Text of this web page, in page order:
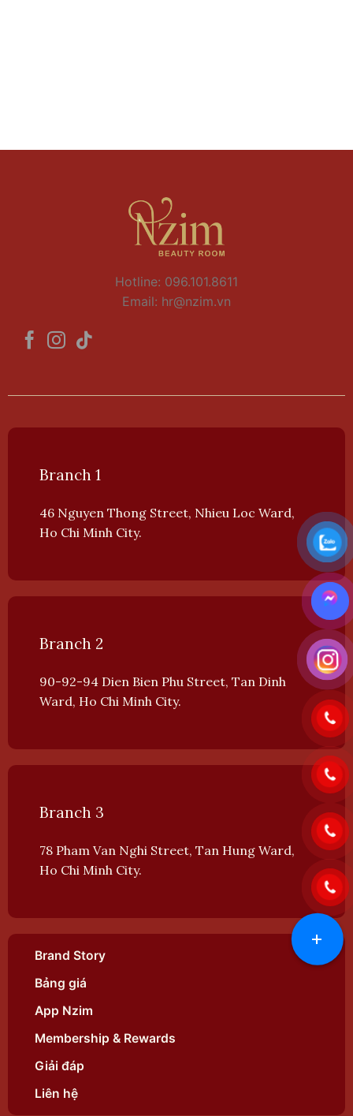
Hotline: 096.101.8611
Email: hr@nzim.vn
Branch 1
46 Nguyen Thong Street, Nhieu Loc Ward,
Ho Chi Minh City.
Branch 2
90-92-94 Dien Bien Phu Street, Tan Dinh
Ward, Ho Chi Minh City.
Branch 3
78 Pham Van Nghi Street, Tan Hung Ward,
Ho Chi Minh City.
Brand Story
Bảng giá
App Nzim
Membership & Rewards
Giải đáp
Liên hệ
+